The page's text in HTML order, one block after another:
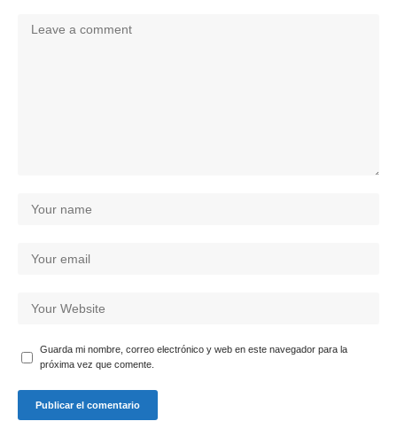
Guarda mi nombre, correo electrónico y web en este navegador para la
próxima vez que comente.